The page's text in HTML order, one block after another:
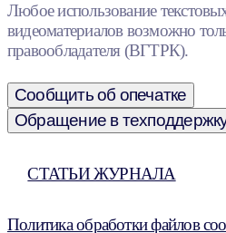
Любое использование
видеоматериалов возможно
правообладателя (ВГТРК).
Сообщить об опечатке
Обращение в
СТАТЬИ ЖУРНАЛА
Политика обработки файлов